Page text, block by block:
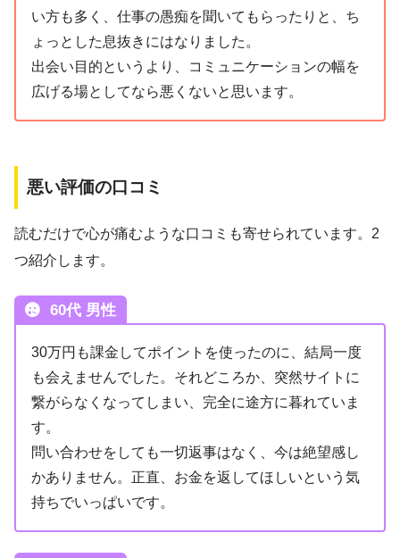
い方も多く、仕事の愚痴を聞いてもらったりと、ち
ょっとした息抜きにはなりました。
出会い目的というより、コミュニケーションの幅を
広げる場としてなら悪くないと思います。
悪い評価の口コミ
読むだけで心が痛むような口コミも寄せられています。2
つ紹介します。
60代 男性
30万円も課金してポイントを使ったのに、結局一度
も会えませんでした。それどころか、突然サイトに
繋がらなくなってしまい、完全に途方に暮れていま
す。
問い合わせをしても一切返事はなく、今は絶望感し
かありません。正直、お金を返してほしいという気
持ちでいっぱいです。